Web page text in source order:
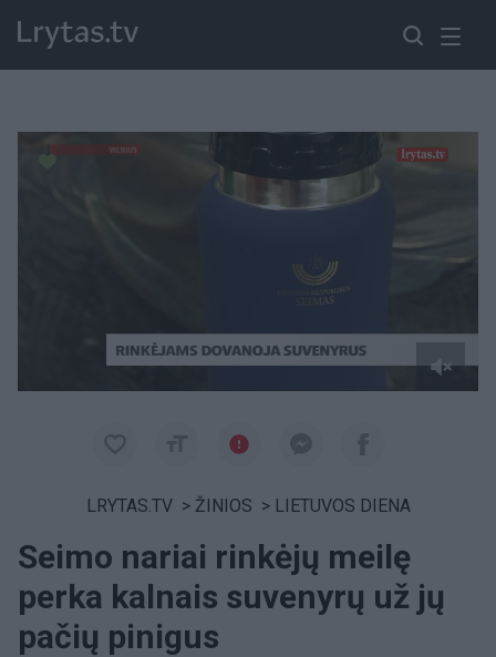
LRYTAS.TV > ŽINIOS > LIETUVOS DIENA
Seimo nariai rinkėjų meilę
perka kalnais suvenyrų už jų
pačių pinigus